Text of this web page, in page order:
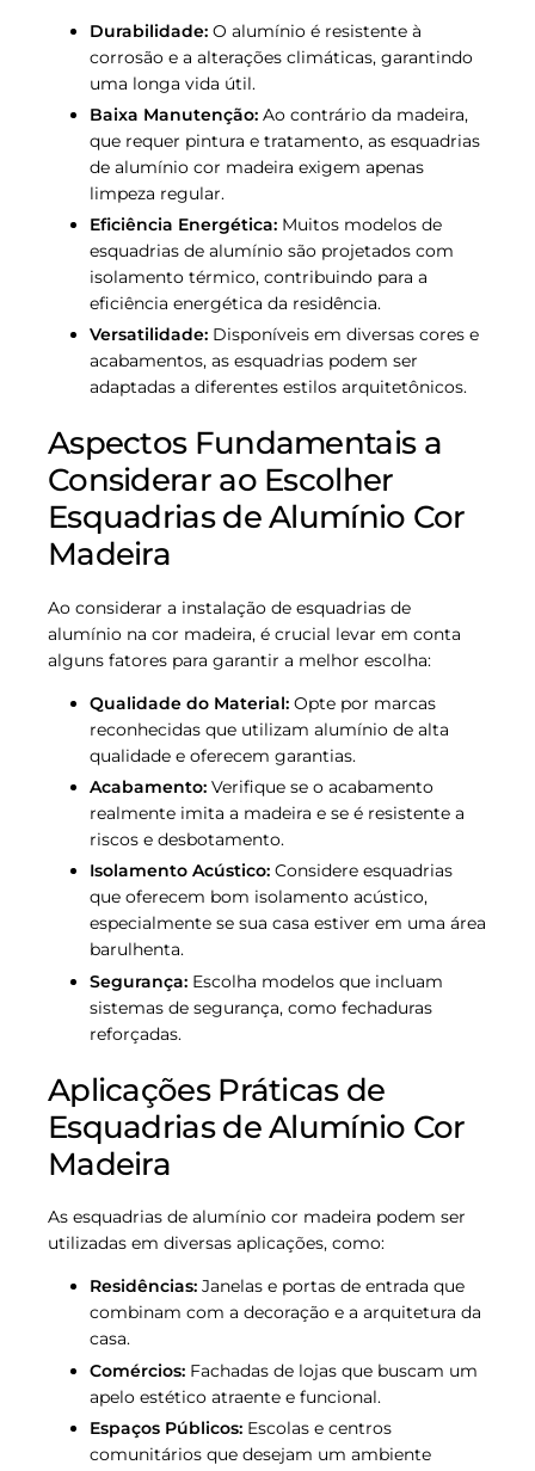
Durabilidade: O alumínio é resistente à
corrosão e a alterações climáticas, garantindo
uma longa vida útil.
Baixa Manutenção: Ao contrário da madeira,
que requer pintura e tratamento, as esquadrias
de alumínio cor madeira exigem apenas
limpeza regular.
Eficiência Energética: Muitos modelos de
esquadrias de alumínio são projetados com
isolamento térmico, contribuindo para a
eficiência energética da residência.
Versatilidade: Disponíveis em diversas cores e
acabamentos, as esquadrias podem ser
adaptadas a diferentes estilos arquitetônicos.
Aspectos Fundamentais a
Considerar ao Escolher
Esquadrias de Alumínio Cor
Madeira
Ao considerar a instalação de esquadrias de
alumínio na cor madeira, é crucial levar em conta
alguns fatores para garantir a melhor escolha:
Qualidade do Material: Opte por marcas
reconhecidas que utilizam alumínio de alta
qualidade e oferecem garantias.
Acabamento: Verifique se o acabamento
realmente imita a madeira e se é resistente a
riscos e desbotamento.
Isolamento Acústico: Considere esquadrias
que oferecem bom isolamento acústico,
especialmente se sua casa estiver em uma área
barulhenta.
Segurança: Escolha modelos que incluam
sistemas de segurança, como fechaduras
reforçadas.
Aplicações Práticas de
Esquadrias de Alumínio Cor
Madeira
As esquadrias de alumínio cor madeira podem ser
utilizadas em diversas aplicações, como:
Residências: Janelas e portas de entrada que
combinam com a decoração e a arquitetura da
casa.
Comércios: Fachadas de lojas que buscam um
apelo estético atraente e funcional.
Espaços Públicos: Escolas e centros
comunitários que desejam um ambiente